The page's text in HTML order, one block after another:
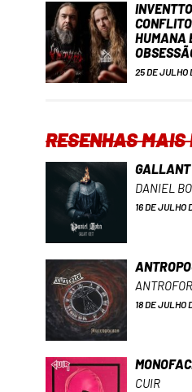
HUMANA
25 DE JULHO
RESENHAS MAIS
GALLANT
DANIEL
16 DE JULHO
18 DE JULHO
CUIR